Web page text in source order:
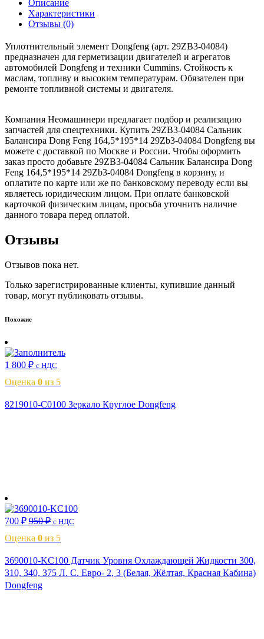
Описание
Характеристики
Отзывы (0)
Уплотнительный элемент Dongfeng (арт. 29ZB3-04084)
предназначен для герметизации двигателей и агрегатов
автомобилей Dongfeng и техники Cummins. Стойкость к
маслам, топливу и высоким температурам. Обязателен при
ремонте топливной системы и двигателя.
Компания Неомашинери предлагает подбор и реализацию
запчастей для спецтехники. Купить 29ZB3-04084 Сальник
Балансира Dong Feng 164,5*195*14 29Zb3-04084 Dongfeng вы
можете с доставкой по Москве и России. Чтобы оформить
заказ просто добавьте 29ZB3-04084 Сальник Балансира Dong
Feng 164,5*195*14 29Zb3-04084 Dongfeng в корзину, и
оплатите по карте или же по банковскому переводу если вы
являетесь юридическим лицом. При оплате банковской
карточкой физическим лицам, просьба уточнить наличие
данного товара перед оплатой.
Отзывы
Отзывов пока нет.
Только зарегистрированные клиенты, купившие данный
товар, могут публиковать отзывы.
Похожие
1 800 ₽ с НДС
Оценка 0 из 5
8219010-C0100 Зеркало Круглое Dongfeng
700 ₽ 950₽ с НДС
Оценка 0 из 5
3690010-KC100 Датчик Уровня Охлаждающей Жидкости 300,
310, 340, 375 Л. С. Евро- 2, 3 (Белая, Жёлтая, Красная Кабина)
Dongfeng